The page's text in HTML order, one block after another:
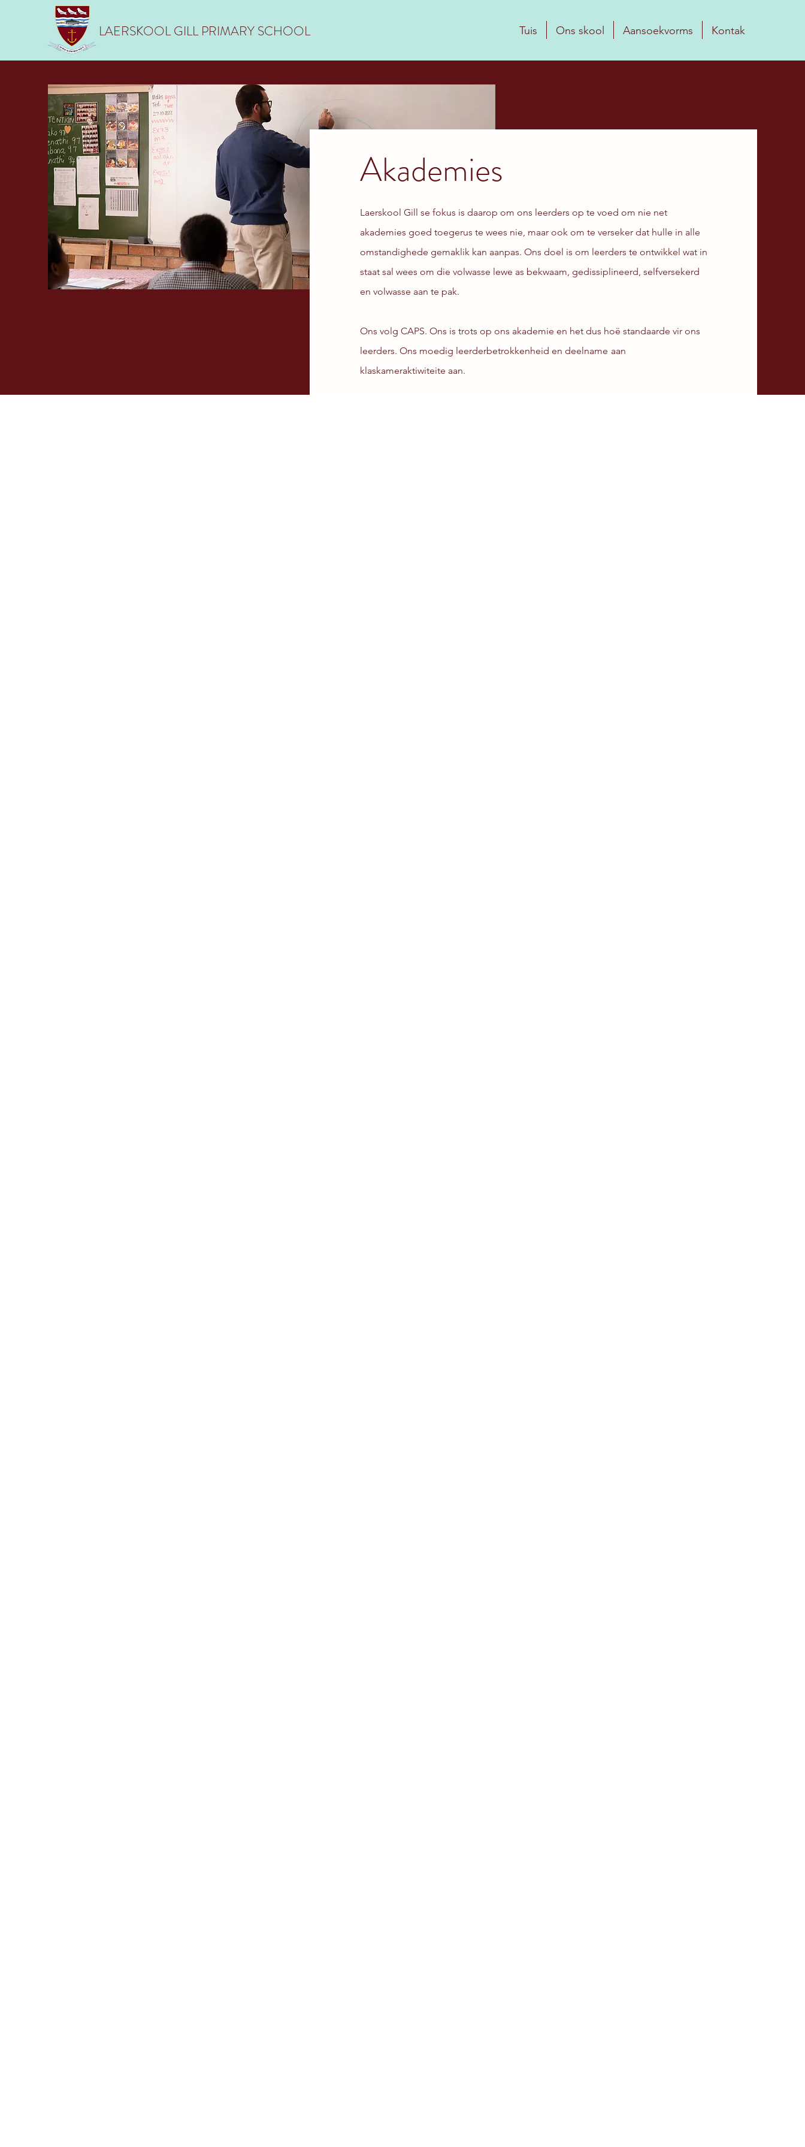
LAERSKOOL GILL PRIMARY SCHOOL Tuis Ons skool Aansoekvorms Kontak
Akademies
Laerskool Gill se fokus is daarop om ons leerders op te voed om nie net
akademies goed toegerus te wees nie, maar ook om te verseker dat hulle in alle
omstandighede gemaklik kan aanpas. Ons doel is om leerders te ontwikkel wat in
staat sal wees om die volwasse lewe as bekwaam, gedissiplineerd, selfversekerd
en volwasse aan te pak.
Ons volg CAPS. Ons is trots op ons akademie en het dus hoë standaarde vir ons
leerders. Ons moedig leerderbetrokkenheid en deelname aan
klaskameraktiwiteite aan.